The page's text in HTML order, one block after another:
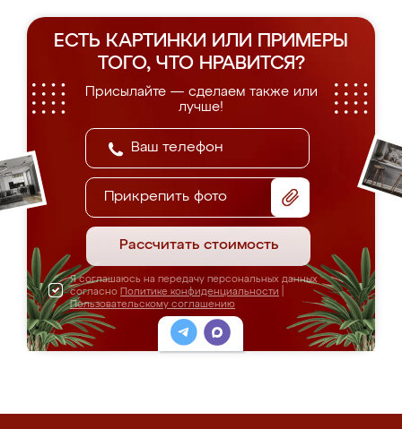
ЕСТЬ КАРТИНКИ ИЛИ ПРИМЕРЫ
ТОГО, ЧТО НРАВИТСЯ?
Присылайте — сделаем также или
лучше!
Прикрепить фото
Рассчитать стоимость
Я соглашаюсь на передачу персональных данных
согласно Политике конфиденциальности
Пользовательскому соглашению